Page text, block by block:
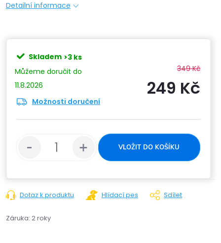
Detailní informace
Skladem >3 ks
11.8.2026
Možnosti doručení
349 Kč
249 Kč
cena:
VLOŽIT DO KOŠÍKU
Dotaz k produktu Hlídací pes Sdílet
Záruka: 2 roky